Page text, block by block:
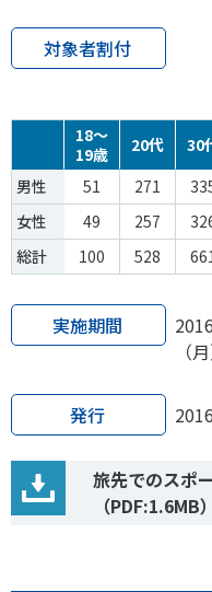
【動画】スポーツでア
SPORT POLICY
Sport Topics
スポーツ 歴史の検証
スポーツ辞典
SSF BOOKS
対象者割付
18～
19歳
20代 30
男性
51 271
女性
49 257
総計
100 528
実施期間
（月
発行
旅先でのスポ
（PDF:1.6MB）